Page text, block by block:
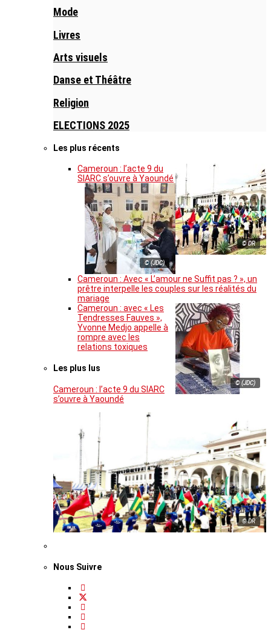
Mode
Livres
Arts visuels
Danse et Théâtre
Religion
ELECTIONS 2025
Les plus récents
© DR
Cameroun : l’acte 9 du
SIARC s’ouvre à Yaoundé
© (JDC)
Cameroun : Avec « L’amour ne Suffit pas ? », un
prêtre interpelle les couples sur les réalités du
mariage
© (JDC)
Cameroun : avec « Les
Tendresses Fauves »,
Yvonne Medjo appelle à
rompre avec les
relations toxiques
Les plus lus
Cameroun : l’acte 9 du SIARC
s’ouvre à Yaoundé
© DR
Nous Suivre